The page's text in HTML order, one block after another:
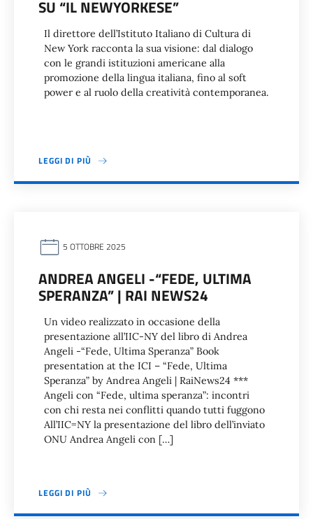
SU “IL NEWYORKESE”
Il direttore dell’Istituto Italiano di Cultura di
New York racconta la sua visione: dal dialogo
con le grandi istituzioni americane alla
promozione della lingua italiana, fino al soft
power e al ruolo della creatività contemporanea.
LEGGI DI PIÙ
5 OTTOBRE 2025
ANDREA ANGELI -“FEDE, ULTIMA
SPERANZA” | RAI NEWS24
Un video realizzato in occasione della
presentazione all’IIC-NY del libro di Andrea
Angeli -“Fede, Ultima Speranza” Book
presentation at the ICI – “Fede, Ultima
Speranza” by Andrea Angeli | RaiNews24 ***
Angeli con “Fede, ultima speranza”: incontri
con chi resta nei conflitti quando tutti fuggono
All’IIC=NY la presentazione del libro dell’inviato
ONU Andrea Angeli con […]
LEGGI DI PIÙ